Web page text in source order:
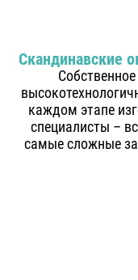
Скандинавские
каждом этапе
специалисты –
самые сложные